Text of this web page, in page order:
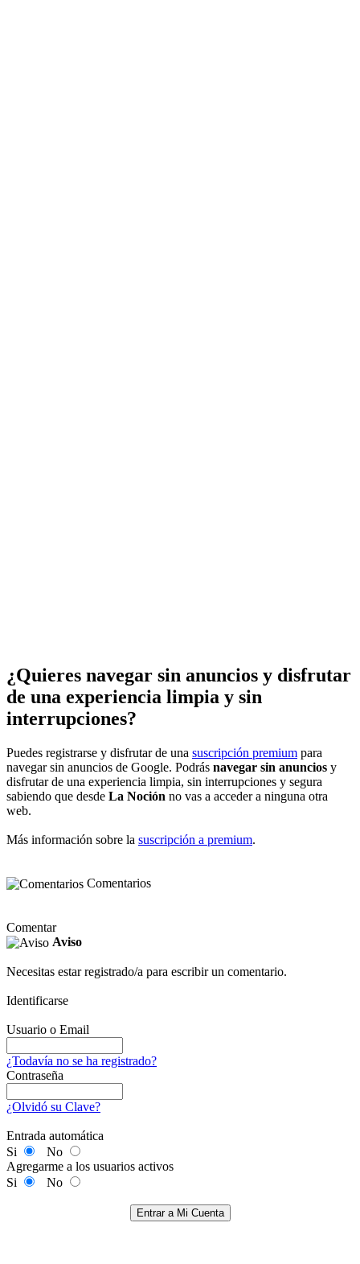
¿Quieres navegar sin anuncios y disfrutar
de una experiencia limpia y sin
interrupciones?
Puedes registrarse y disfrutar de una suscripción premium para
navegar sin anuncios de Google. Podrás navegar sin anuncios y
disfrutar de una experiencia limpia, sin interrupciones y segura
sabiendo que desde La Noción no vas a acceder a ninguna otra
web.
Más información sobre la suscripción a premium.
Comentarios
Comentar
Aviso
Necesitas estar registrado/a para escribir un comentario.
Identificarse
Usuario o Email
¿Todavía no se ha registrado?
Contraseña
¿Olvidó su Clave?
Entrada automática
Si
No
Agregarme a los usuarios activos
Si
No
Entrar a Mi Cuenta